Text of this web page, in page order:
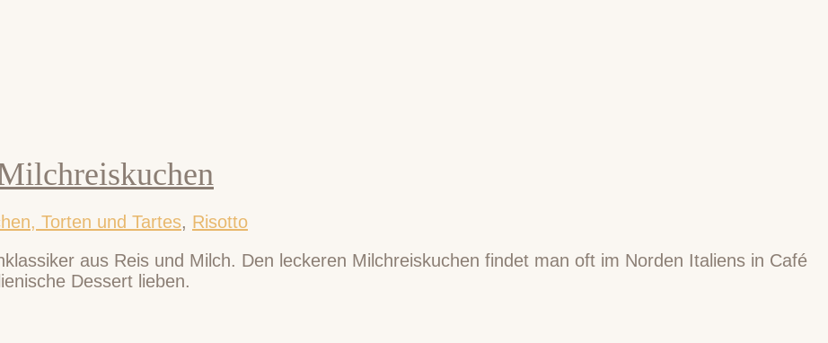
Torten und Tartes, Risotto
aus Reis und Milch. Den leckeren Milchreiskuchen findet man oft im Norden Italiens in Café
Dessert lieben.